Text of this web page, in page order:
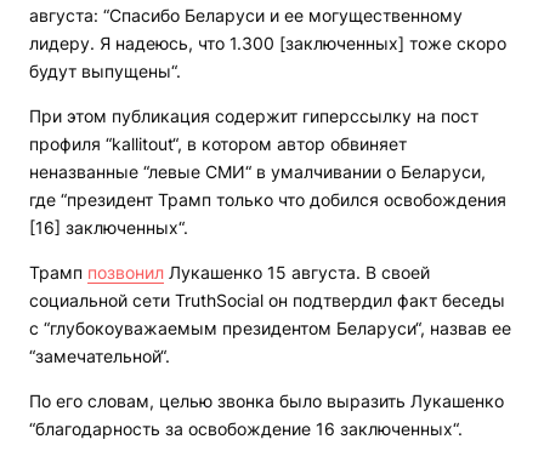
августа: “Спасибо Беларуси и ее могущественному
лидеру. Я надеюсь, что 1.300 [заключенных] тоже скоро
будут выпущены“.
При этом публикация содержит гиперссылку на пост
профиля “kallitout“, в котором автор обвиняет
неназванные “левые СМИ“ в умалчивании о Беларуси,
где “президент Трамп только что добился освобождения
[16] заключенных“.
Трамп позвонил Лукашенко 15 августа. В своей
социальной сети TruthSocial он подтвердил факт беседы
с “глубокоуважаемым президентом Беларуси“, назвав ее
“замечательной“.
По его словам, целью звонка было выразить Лукашенко
“благодарность за освобождение 16 заключенных“.